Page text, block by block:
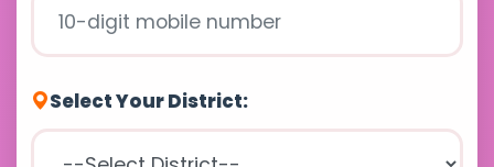
Select Your District: